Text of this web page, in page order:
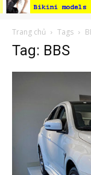
Trang chủ Tags
Tag: BBS